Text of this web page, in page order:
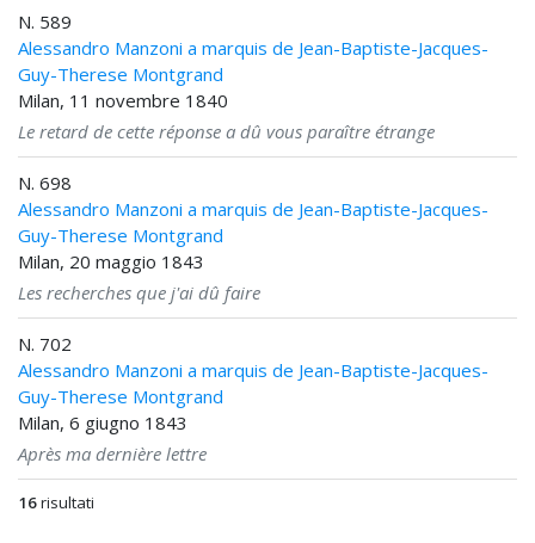
N. 589
Alessandro Manzoni a marquis de Jean-Baptiste-Jacques-
Guy-Therese Montgrand
Milan, 11 novembre 1840
Le retard de cette réponse a dû vous paraître étrange
N. 698
Alessandro Manzoni a marquis de Jean-Baptiste-Jacques-
Guy-Therese Montgrand
Milan, 20 maggio 1843
Les recherches que j'ai dû faire
N. 702
Alessandro Manzoni a marquis de Jean-Baptiste-Jacques-
Guy-Therese Montgrand
Milan, 6 giugno 1843
Après ma dernière lettre
16risultati